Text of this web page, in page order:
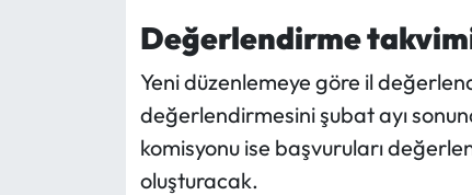
Değerlendirme
Yeni düzenlemeye göre il
değerlendirmesini şubat ayı
komisyonu ise başvuruları
oluşturacak.